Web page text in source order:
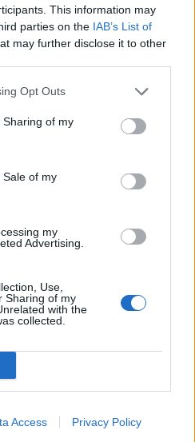
This information may
parties on the IAB’s List of
may further disclose it to other
Opt Outs
of my
of my
my
Advertising.
Use,
Sharing of my
with the
collected.
Access Privacy Policy
στην εθνική
της ΓΓ Επικοινωνίας
- Αυτοκτόνησε ο δράστης
έξοδος των αδειούχων
σήμερα σε Αττική,
και νησιά του Αιγαίου
τις απειλές του Ιράν